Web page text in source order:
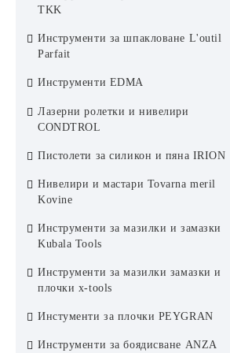
Пожароустойчиви ревизионни
отвори Rug Semin
TKK
Инструменти за шпакловане L'outil
Parfait
Инструменти EDMA
Инструменти за Сухо строителство
EDMA
Инструменти за плочки EDMA
Инструменти за фасади EDMA
Инструменти за покриви EDMA
Лазерни ролетки и нивелири
CONDTROL
Пистолети за силикон и пяна IRION
Нивелири и мастари Tovarna meril
Kovine
Инструменти за мазилки и замазки
Kubala Tools
Инструменти за мазилки замазки и
плочки x-tools
Инстументи за плочки PEYGRAN
Инструменти за боядисване ANZA